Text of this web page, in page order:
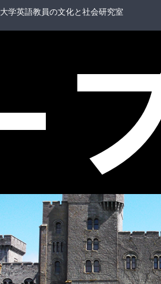
大学英語教員の文化と社会研究室